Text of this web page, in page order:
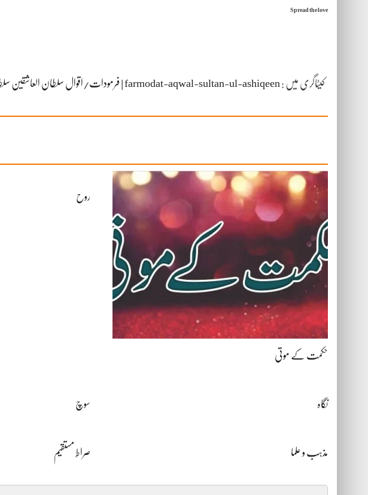
Spread the love
کیٹاگری میں : farmodat-aqwal-sultan-ul-ashiqeen | فرمودات/اقوال سلطان العاشقین سلطان محمد نجیب الرحمن
حکمت کے موتی
روح
نگاہ سوچ
مذہب و علما صراطِ مستقیم